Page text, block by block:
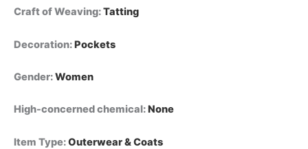
ملابس
Craft of Weaving:Tatting
Decoration:Pockets
Gender:Women
High-concerned chemical:None
Item Type:Outerwear & Coats